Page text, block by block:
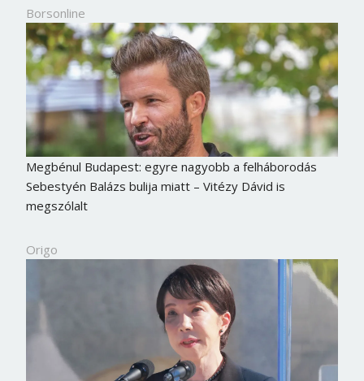
Borsonline
Megbénul Budapest: egyre nagyobb a felháborodás
Sebestyén Balázs bulija miatt – Vitézy Dávid is
megszólalt
Origo